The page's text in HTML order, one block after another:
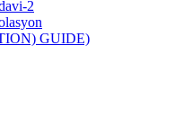
2
GUIDE)